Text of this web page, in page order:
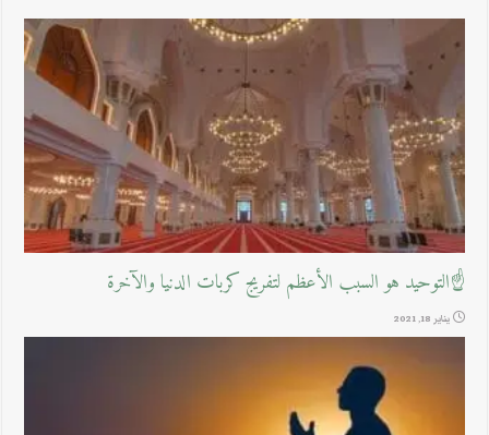
☝التوحيد هو السبب الأعظم لتفريج كربات الدنيا والآخرة
يناير 18, 2021